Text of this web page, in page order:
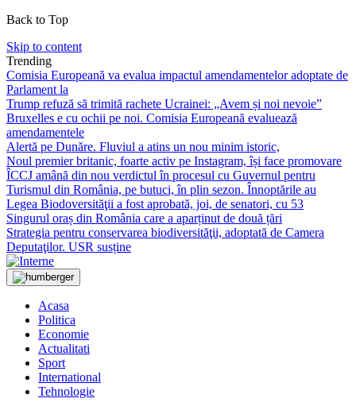
Back to Top
Skip to content
Trending
Comisia Europeană va evalua impactul amendamentelor adoptate de
Parlament la
Trump refuză să trimită rachete Ucrainei: „Avem și noi nevoie”
Bruxelles e cu ochii pe noi. Comisia Europeană evaluează
amendamentele
Alertă pe Dunăre. Fluviul a atins un nou minim istoric,
Noul premier britanic, foarte activ pe Instagram, își face promovare
ÎCCJ amână din nou verdictul în procesul cu Guvernul pentru
Turismul din România, pe butuci, în plin sezon. Înnoptările au
Legea Biodoversităţii a fost aprobată, joi, de senatori, cu 53
Singurul oraș din România care a aparținut de două țări
Strategia pentru conservarea biodiversităţii, adoptată de Camera
Deputaţilor. USR susține
Acasa
Politica
Economie
Actualitati
Sport
International
Tehnologie